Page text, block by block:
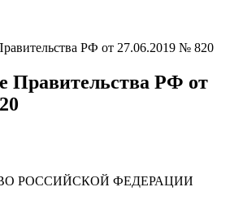
РФ от 27.06.2019 № 820
Правительства РФ от
РОССИЙСКОЙ ФЕДЕРАЦИИ